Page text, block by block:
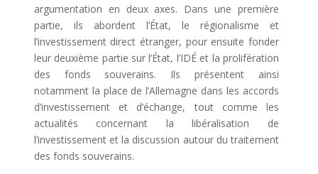
argumentation en deux axes. Dans une première
partie, ils abordent l’État, le régionalisme et
l’investissement direct étranger, pour ensuite fonder
leur deuxième partie sur l’État, l’IDÉ et la prolifération
des fonds souverains. Ils présentent ainsi
notamment la place de l’Allemagne dans les accords
d’investissement et d’échange, tout comme les
actualités concernant la libéralisation de
l’investissement et la discussion autour du traitement
des fonds souverains.